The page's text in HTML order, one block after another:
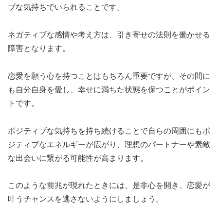
ブな気持ちでいられることです。
ネガティブな感情や考え方は、引き寄せの法則を働かせる
障害となります。
恋愛を願う心を持つことはもちろん重要ですが、その間に
も自分自身を愛し、幸せに満ちた状態を保つことがポイン
トです。
ポジティブな気持ちを持ち続けることで自らの周囲にもポ
ジティブなエネルギーが広がり、理想のパートナーや素敵
な出会いに繋がる可能性が高まります。
このような前兆が現れたときには、是非心を開き、恋愛が
叶うチャンスを逃さないようにしましょう。